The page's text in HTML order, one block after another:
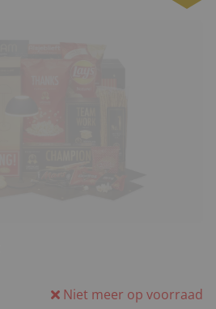
Niet meer op voorraad